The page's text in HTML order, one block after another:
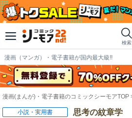
検索
漫画（マンガ）・電子書籍が国内最大級!!
漫画(まんが)・電子書籍のコミックシーモアTOP
思考の紋章学
小説・実用書